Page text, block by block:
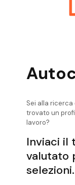
Ricerca
Sei alla
trovato un
lavoro?
Inviaci il
valutato
selezioni.